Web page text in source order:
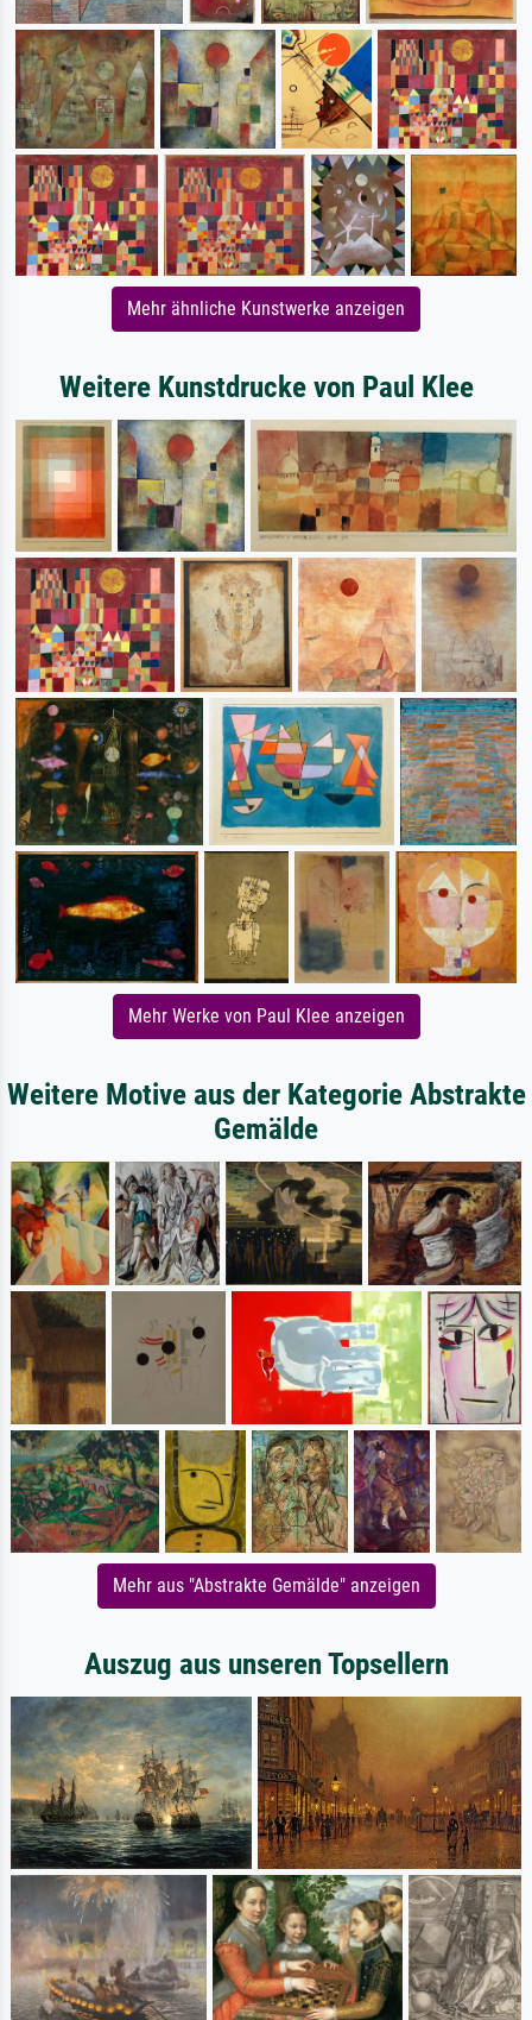
Mehr ähnliche Kunstwerke anzeigen
Weitere Kunstdrucke von Paul Klee
Mehr Werke von Paul Klee anzeigen
Weitere Motive aus der Kategorie Abstrakte
Gemälde
Mehr aus "Abstrakte Gemälde" anzeigen
Auszug aus unseren Topsellern